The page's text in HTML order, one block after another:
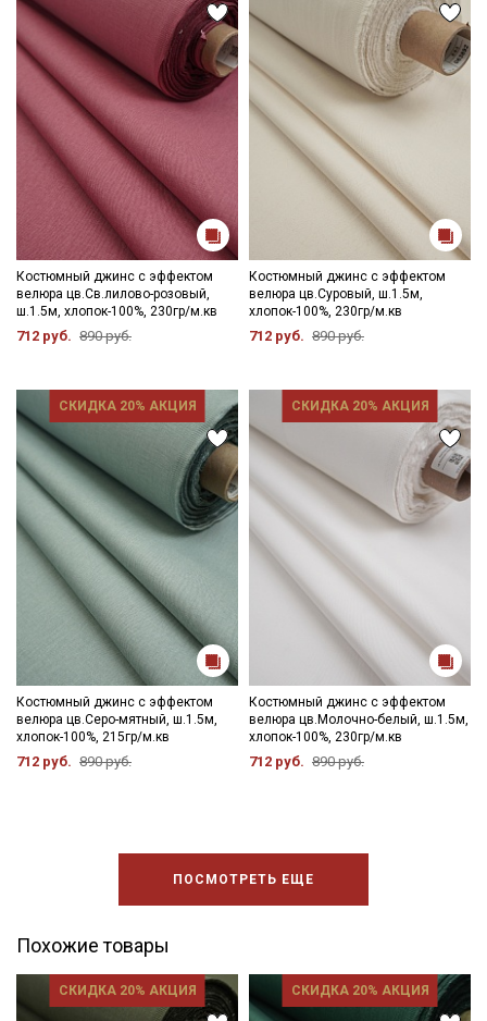
Костюмный джинс с эффектом
велюра цв.Св.лилово-розовый,
ш.1.5м, хлопок-100%, 230гр/м.кв
712 руб. 890 руб.
Костюмный джинс с эффектом
велюра цв.Суровый, ш.1.5м,
хлопок-100%, 230гр/м.кв
712 руб. 890 руб.
СКИДКА 20% АКЦИЯ
Костюмный джинс с эффектом
велюра цв.Серо-мятный, ш.1.5м,
хлопок-100%, 215гр/м.кв
712 руб. 890 руб.
СКИДКА 20% АКЦИЯ
Костюмный джинс с эффектом
велюра цв.Молочно-белый, ш.1.5м,
хлопок-100%, 230гр/м.кв
712 руб. 890 руб.
ПОСМОТРЕТЬ ЕЩЕ
Похожие товары
СКИДКА 20% АКЦИЯ СКИДКА 20% АКЦИЯ
ДаюСогласие на получение рекламных и
информационных рассылок